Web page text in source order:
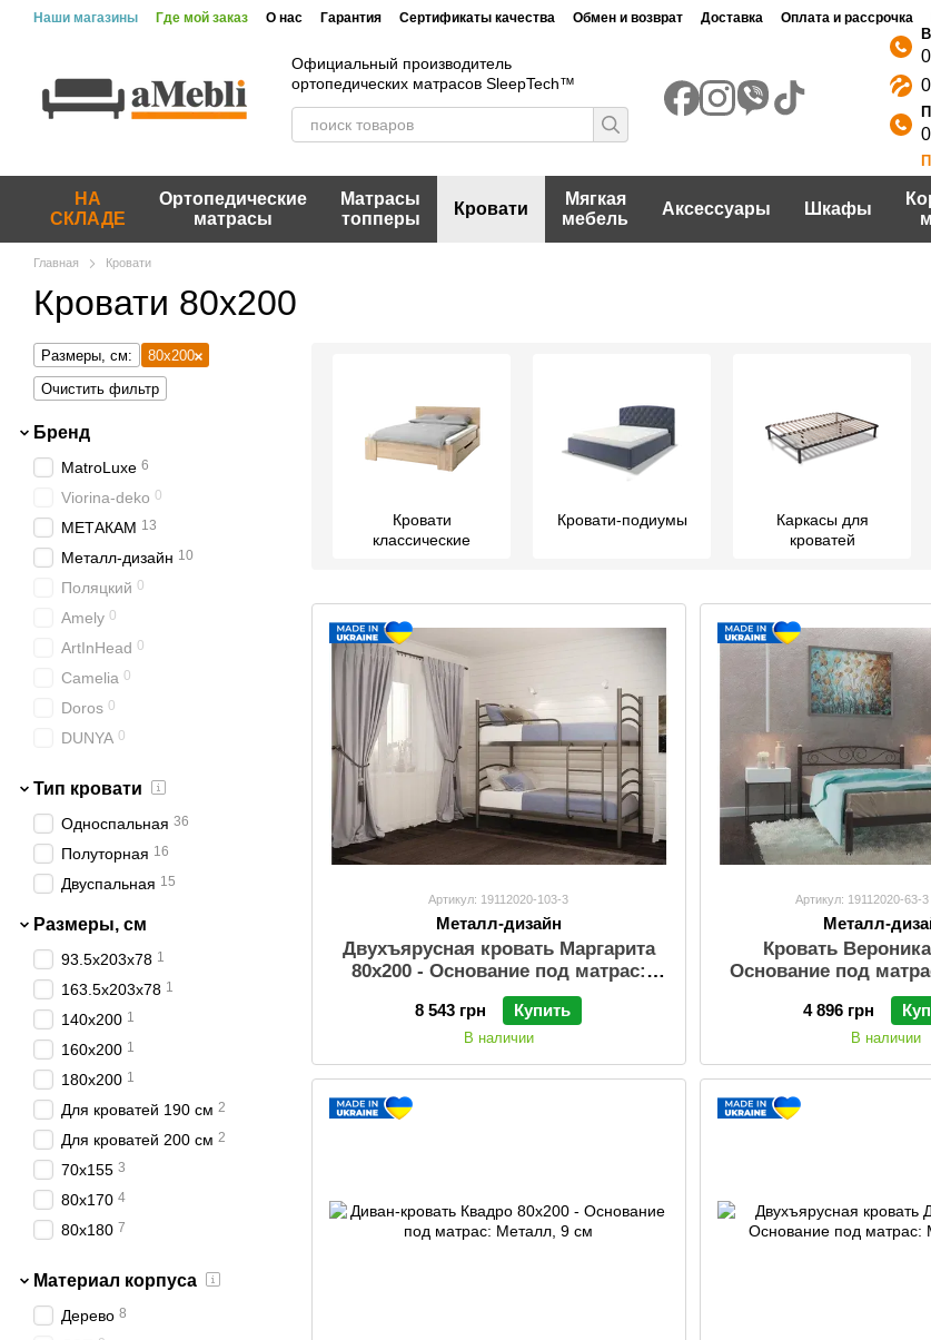
Перейти к основному контенту
Наши магазины Где мой заказ О нас Гарантия Сертификаты качества Обмен и возврат Доставка Оплата и рассрочка
Официальный производитель
ортопедических матрасов SleepTech™
НА
СКЛАДЕ
Ортопедические
матрасы
Матрасы
топперы
Кровати
Мягкая
мебель
Аксессуары Шкафы
Главная Кровати
Кровати 80х200
Кровати
классические
Кровати-подиумы
Каркасы для
кроватей
Артикул: 19112020-103-3
Металл-дизайн
Двухъярусная кровать Маргарита
80х200 - Основание под матрас:
Металл, 9 см
8 543 грн Купить
В наличии
Артикул: 19112020-63-3
Металл-
Кровать
Основание под
см
4 896 грн
В наличии
Размеры, см:
80х200
Очистить фильтр
Бренд
MatroLuxe 6
Viorina-deko 0
МЕТАКАМ 13
Металл-дизайн 10
Поляцкий 0
Amely 0
ArtInHead 0
Camelia 0
Doros 0
DUNYA 0
LuxeStudio 0
MiroMark 0
Novelty 0
Sofyno 0
Stemma
Тип кровати
Односпальная 36
Полуторная 16
Двуспальная 15
Размеры, см
93.5х203х78 1
163.5х203х78 1
140x200 1
160x200 1
180x200 1
Для кроватей 190 см 2
Для кроватей 200 см 2
70х155 3
80х170 4
80х180 7
80х200 37
90х190 53
Материал корпуса
Дерево 8